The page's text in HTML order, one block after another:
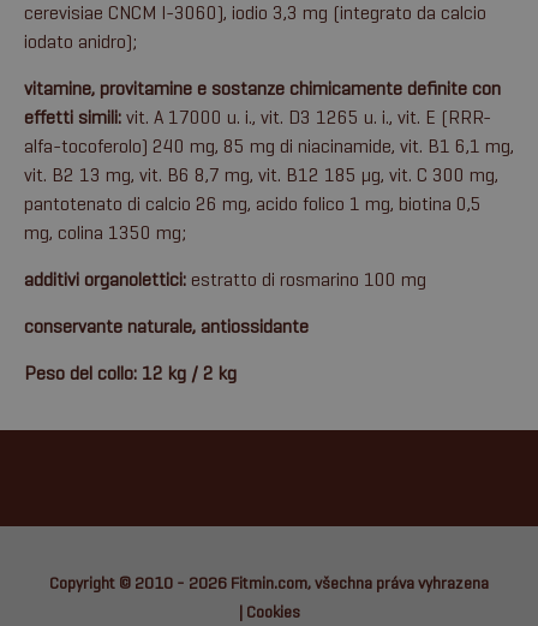
cerevisiae CNCM I-3060), iodio 3,3 mg (integrato da calcio
iodato anidro);
vitamine, provitamine e sostanze chimicamente definite con
effetti simili: vit. A 17000 u. i., vit. D3 1265 u. i., vit. E (RRR-
alfa-tocoferolo) 240 mg, 85 mg di niacinamide, vit. B1 6,1 mg,
vit. B2 13 mg, vit. B6 8,7 mg, vit. B12 185 µg, vit. C 300 mg,
pantotenato di calcio 26 mg, acido folico 1 mg, biotina 0,5
mg, colina 1350 mg;
additivi organolettici: estratto di rosmarino 100 mg
conservante naturale, antiossidante
Peso del collo: 12 kg / 2 kg
Copyright © 2010 - 2026 Fitmin.com, všechna práva vyhrazena
| Cookies